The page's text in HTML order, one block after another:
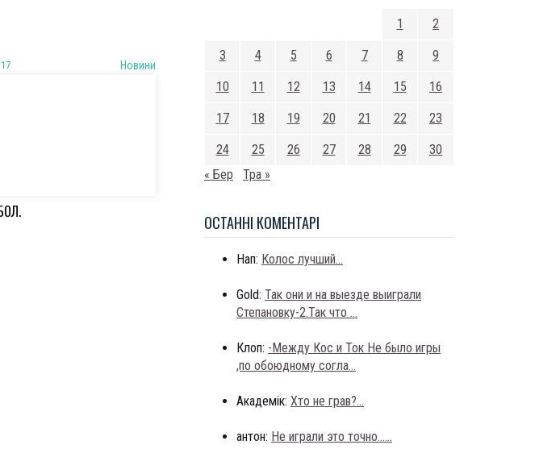
1 2
3 4 5 6 7 8 9
10 11 12 13 14 15 16
17 18 19 20 21 22 23
24 25 26 27 28 29
30
« Бер
Тра »
ОСТАННI КОМЕНТАРI
Нап: Колос лучший...
Gold: Так они и на выезде выиграли
Степановку-2.Так что ...
Клоп: -Между Кос и Ток Не было игры
,по обоюдному согла...
Академік: Хто не грав?...
антон: Не играли это точно......
Новини